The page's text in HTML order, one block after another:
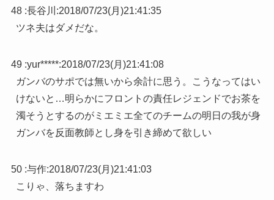
48 :長谷川 :2018/07/23(月)21:41:35
ツネ夫はダメだな。
49 :yur*****:2018/07/23(月)21:41:08
ガンバのサポでは無いから余計に思う。こうなってはい
けないと…明らかにフロントの責任レジェンドでお茶を
濁そうとするのがミエミエ全てのチームの明日の我が身
ガンバを反面教師とし身を引き締めて欲しい
50 :与作:2018/07/23(月)21:41:03
こりゃ、落ちますわ